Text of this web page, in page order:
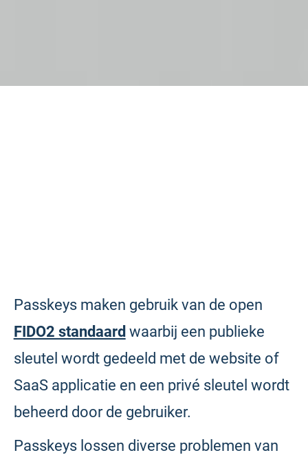
Passkeys maken gebruik van de open
FIDO2 standaard waarbij een publieke
sleutel wordt gedeeld met de website of
SaaS applicatie en een privé sleutel wordt
beheerd door de gebruiker.
Passkeys lossen diverse problemen van